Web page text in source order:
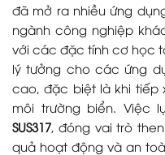
đã mở ra nhiều ứng
ngành công nghiệp
với các đặc tính cơ học
lý tưởng cho các ứng
cao, đặc biệt là khi tiếp
môi trường biển. Việc
SUS317 , đóng vai trò
quả hoạt động và an